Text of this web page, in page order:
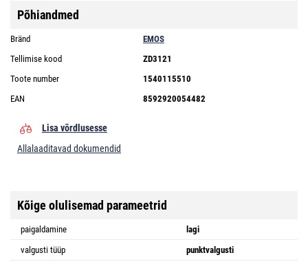
Põhiandmed
Bränd
EMOS
Tellimise kood
ZD3121
Toote number
1540115510
EAN
8592920054482
Lisa võrdlusesse
Allalaaditavad dokumendid
Kõige olulisemad parameetrid
paigaldamine
lagi
valgusti tüüp
punktvalgusti